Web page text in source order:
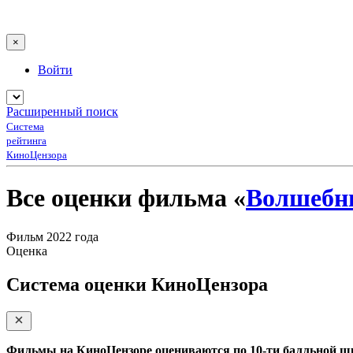
×
Войти
Расширенный поиск
Система
рейтинга
КиноЦензора
Все оценки фильма «
Фильм 2022 года
Оценка
Система оценки КиноЦензора
Фильмы на КиноЦензоре оцениваются по 10-ти балльной